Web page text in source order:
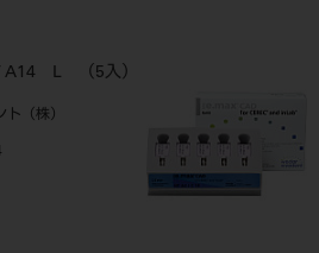
A14 L （5入）
（株）